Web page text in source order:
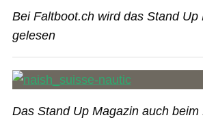
Bei Faltboot.ch wird das Stand Up
gelesen
Das Stand Up Magazin auch beim